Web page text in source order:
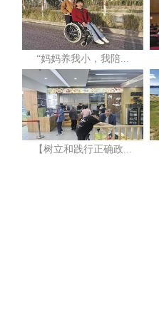
“妈妈养我小，我陪...
【树立和践行正确政...